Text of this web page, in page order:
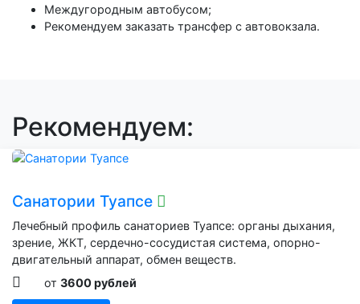
Междугородным автобусом;
Рекомендуем заказать трансфер с автовокзала.
Рекомендуем:
Санатории Туапсе
Лечебный профиль санаториев Туапсе: органы дыхания,
зрение, ЖКТ, сердечно-сосудистая система, опорно-
двигательный аппарат, обмен веществ.
от 3600 рублей